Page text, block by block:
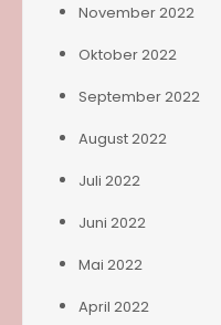
November 2022
Oktober 2022
September 2022
August 2022
Juli 2022
Juni 2022
Mai 2022
April 2022